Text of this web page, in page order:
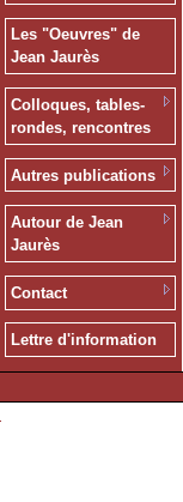
Les "Oeuvres" de
Jean Jaurès
Colloques, tables-
rondes, rencontres
Autres publications
Autour de Jean
Jaurès
Contact
Lettre d'information